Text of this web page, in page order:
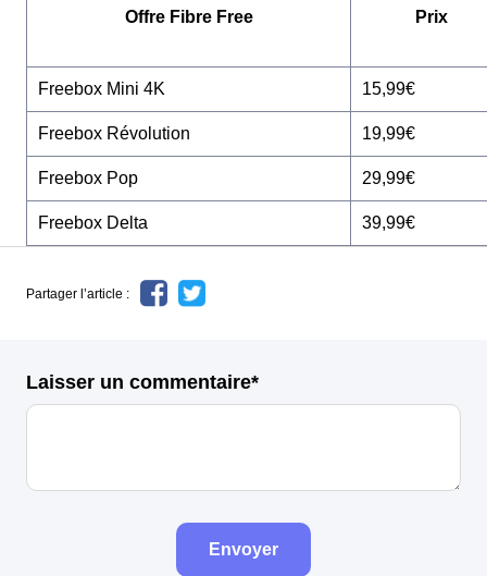
Offre Fibre Free Prix
Freebox Mini 4K 15,99€
Freebox Révolution 19,99€
Freebox Pop 29,99€
Freebox Delta 39,99€
Partager l’article :
Laisser un commentaire*
Envoyer